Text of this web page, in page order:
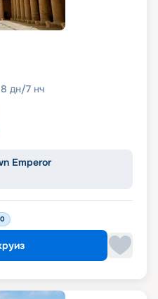
8 дн/7 нч
Emperor